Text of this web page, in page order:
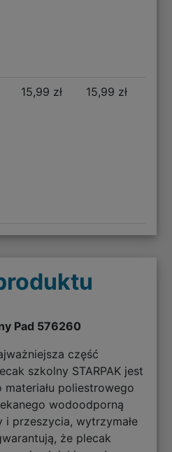
15,99 zł 15,99 zł
Pad 576260
część
szkolny STARPAK jest
poliestrowego
wodoodporną
przeszycia, wytrzymałe
że plecak